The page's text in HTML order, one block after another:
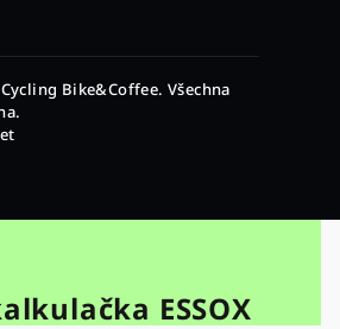
Bike&Coffee. Všechna
ESSOX